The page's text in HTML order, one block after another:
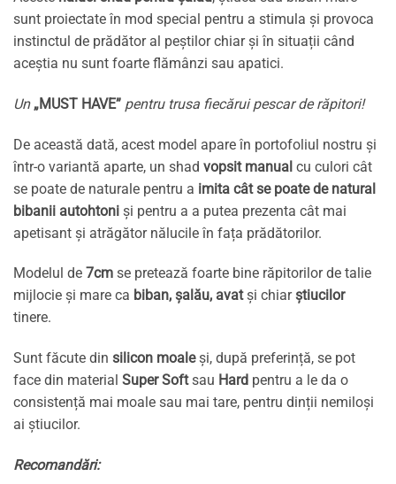
sunt proiectate în mod special pentru a stimula și provoca
instinctul de prădător al peștilor chiar și în situații când
aceștia nu sunt foarte flămânzi sau apatici.
Un „MUST HAVE” pentru trusa fiecărui pescar de răpitori!
De această dată, acest model apare în portofoliul nostru și
într-o variantă aparte, un shad vopsit manual cu culori cât
se poate de naturale pentru a imita cât se poate de natural
bibanii autohtoni și pentru a a putea prezenta cât mai
apetisant și atrăgător nălucile în fața prădătorilor.
Modelul de 7cm se pretează foarte bine răpitorilor de talie
mijlocie și mare ca biban, șalău, avatși chiarștiucilor
tinere.
Sunt făcute din silicon moaleși, după preferință, se pot
face din material Super Softsau Hard pentru a le da o
consistență mai moale sau mai tare, pentru dinții nemiloși
ai știucilor.
Recomandări: